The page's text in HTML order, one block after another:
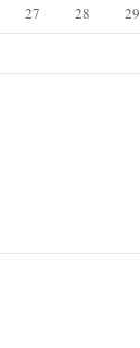
27 28 29